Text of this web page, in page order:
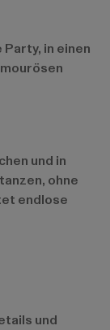
in einen
und in
ohne
endlose
und